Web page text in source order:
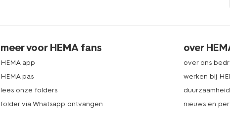
meer voor HEMA fans
HEMA app
HEMA pas
lees onze folders
folder via Whatsapp ontvangen
over
over ons
werken bij
duurzaamheid
nieuws en